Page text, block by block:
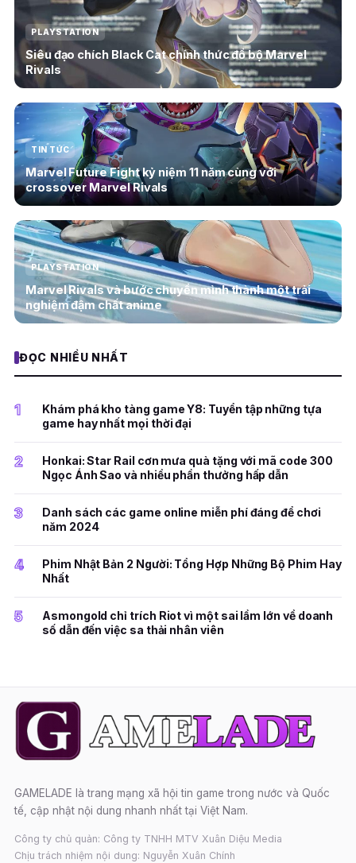
PLAYSTATION
Siêu đạo chích Black Cat chính thức đổ bộ Marvel
Rivals
TIN TỨC
Marvel Future Fight kỷ niệm 11 năm cùng với
crossover Marvel Rivals
PLAYSTATION
Marvel Rivals và bước chuyển mình thành một trải
nghiệm đậm chất anime
ĐỌC NHIỀU NHẤT
1
Khám phá kho tàng game Y8: Tuyển tập những tựa
game hay nhất mọi thời đại
2
Honkai: Star Rail cơn mưa quà tặng với mã code 300
Ngọc Ánh Sao và nhiều phần thưởng hấp dẫn
3
Danh sách các game online miễn phí đáng để chơi
năm 2024
4
Phim Nhật Bản 2 Người: Tổng Hợp Những Bộ Phim Hay
Nhất
5
Asmongold chỉ trích Riot vì một sai lầm lớn về doanh
số dẫn đến việc sa thải nhân viên
GAMELADE là trang mạng xã hội tin game trong nước và Quốc
tế, cập nhật nội dung nhanh nhất tại Việt Nam.
Công ty chủ quản: Công ty TNHH MTV Xuân Diệu Media
Chịu trách nhiệm nội dung: Nguyễn Xuân Chính